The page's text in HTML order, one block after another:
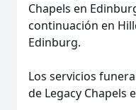
Chapels en
continuación en
Edinburg.
Los servicios
de Legacy Chapels